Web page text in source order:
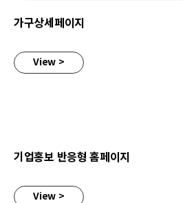
가구상세페이지
View >
기업홍보 반응형 홈페이지
View >